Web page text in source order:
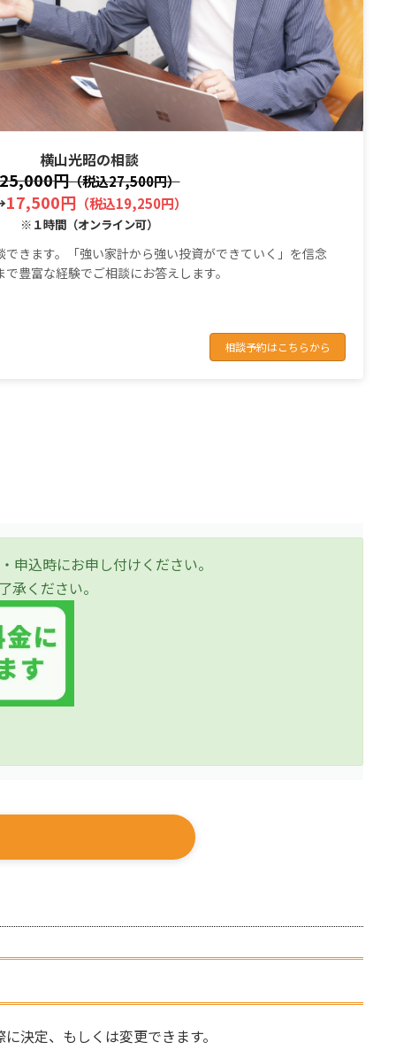
横山光昭の相談
円（税込27,500円）
17,500円（税込19,250円）
※１時間（オンライン可）
きます。「強い家計から強い投資ができていく」を信念
豊富な経験でご相談にお答えします。
相談予約はこちらから
込時にお申し付けください。
ください。
決定、もしくは変更できます。